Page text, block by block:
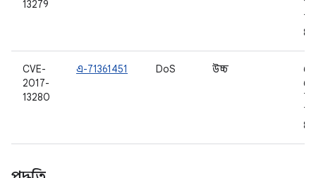
13279
CVE-
2017-
13280
এ-71361451 DoS উচ্চ